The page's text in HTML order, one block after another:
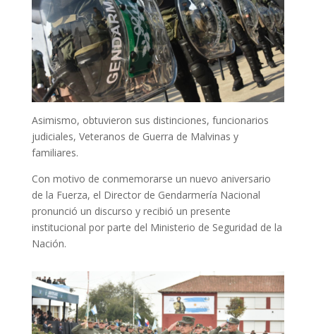
Asimismo, obtuvieron sus distinciones, funcionarios
judiciales, Veteranos de Guerra de Malvinas y
familiares.
Con motivo de conmemorarse un nuevo aniversario
de la Fuerza, el Director de Gendarmería Nacional
pronunció un discurso y recibió un presente
institucional por parte del Ministerio de Seguridad de la
Nación.